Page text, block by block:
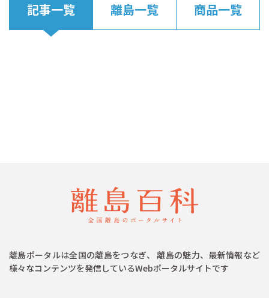
記事一覧 離島一覧 商品一覧
離島ポータルは全国の離島をつなぎ、 離島の魅力、最新情報など
様々なコンテンツを発信しているWebポータルサイトです